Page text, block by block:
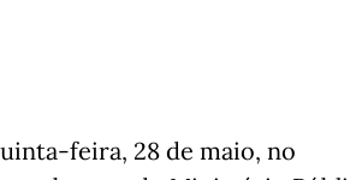
feira, 28 de maio, no